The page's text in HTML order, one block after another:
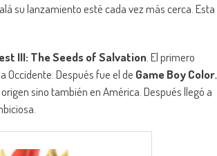
su lanzamiento esté cada vez más cerca. Esta
III: The Seeds of Salvation. El primero
Occidente. Después fue el de Game Boy Color,
sino también en América. Después llegó a